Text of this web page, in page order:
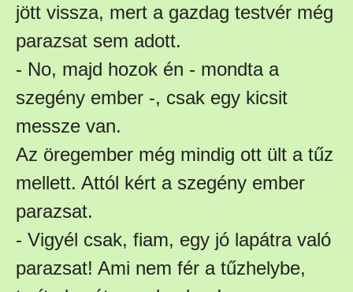
jött vissza, mert a gazdag testvér még
parazsat sem adott.
- No, majd hozok én - mondta a
szegény ember -, csak egy kicsit
messze van.
Az öregember még mindig ott ült a tűz
mellett. Attól kért a szegény ember
parazsat.
- Vigyél csak, fiam, egy jó lapátra való
parazsat! Ami nem fér a tűzhelybe,